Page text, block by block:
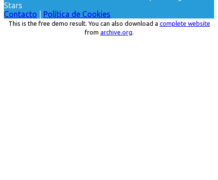
Stars
Contacto
Política de Cookies
This is the free demo result. You can also download a complete website
from archive.org.